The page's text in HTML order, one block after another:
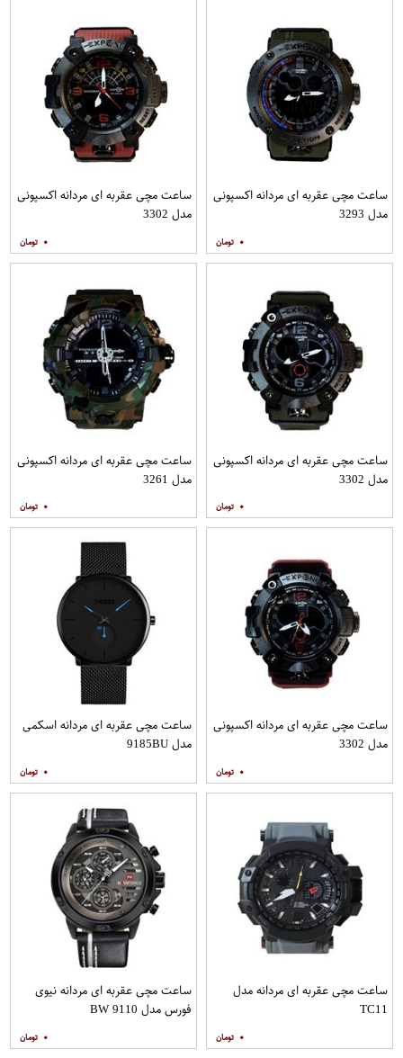
ساعت مچی عقربه ای مردانه اکسپونی
مدل 3293
۰
ساعت مچی عقربه ای مردانه اکسپونی
مدل 3302
۰
ساعت مچی عقربه ای مردانه اکسپونی
مدل 3302
۰
ساعت مچی عقربه ای مردانه اکسپونی
مدل 3261
۰
ساعت مچی عقربه ای مردانه اکسپونی
مدل 3302
۰
ساعت مچی عقربه ای مردانه اسکمی
مدل 9185BU
۰
ساعت مچی عقربه ای مردانه مدل
TC11
۰
ساعت مچی عقربه ای مردانه نیوی
فورس مدل 9110 BW
۰